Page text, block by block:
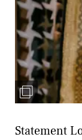
Statement